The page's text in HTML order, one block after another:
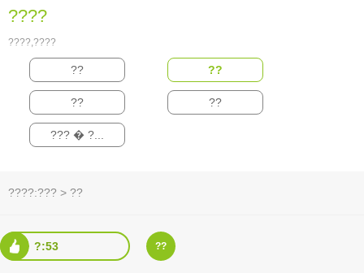
????
????,????
?? ??
?? ??
??? � ?...
????:??? > ??
?:53 ??